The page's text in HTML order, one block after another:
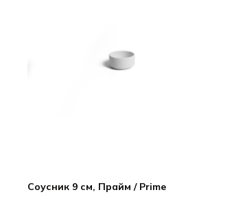
Соусник 9 см, Прайм / Prime